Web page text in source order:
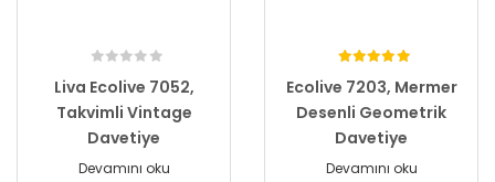
Liva Ecolive 7052,
Takvimli Vintage
Davetiye
Devamını oku
Ecolive 7203, Mermer
Desenli Geometrik
Davetiye
Devamını oku